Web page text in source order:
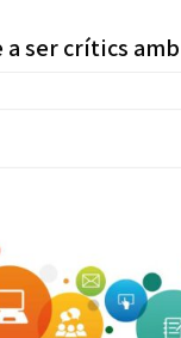
a ser crítics